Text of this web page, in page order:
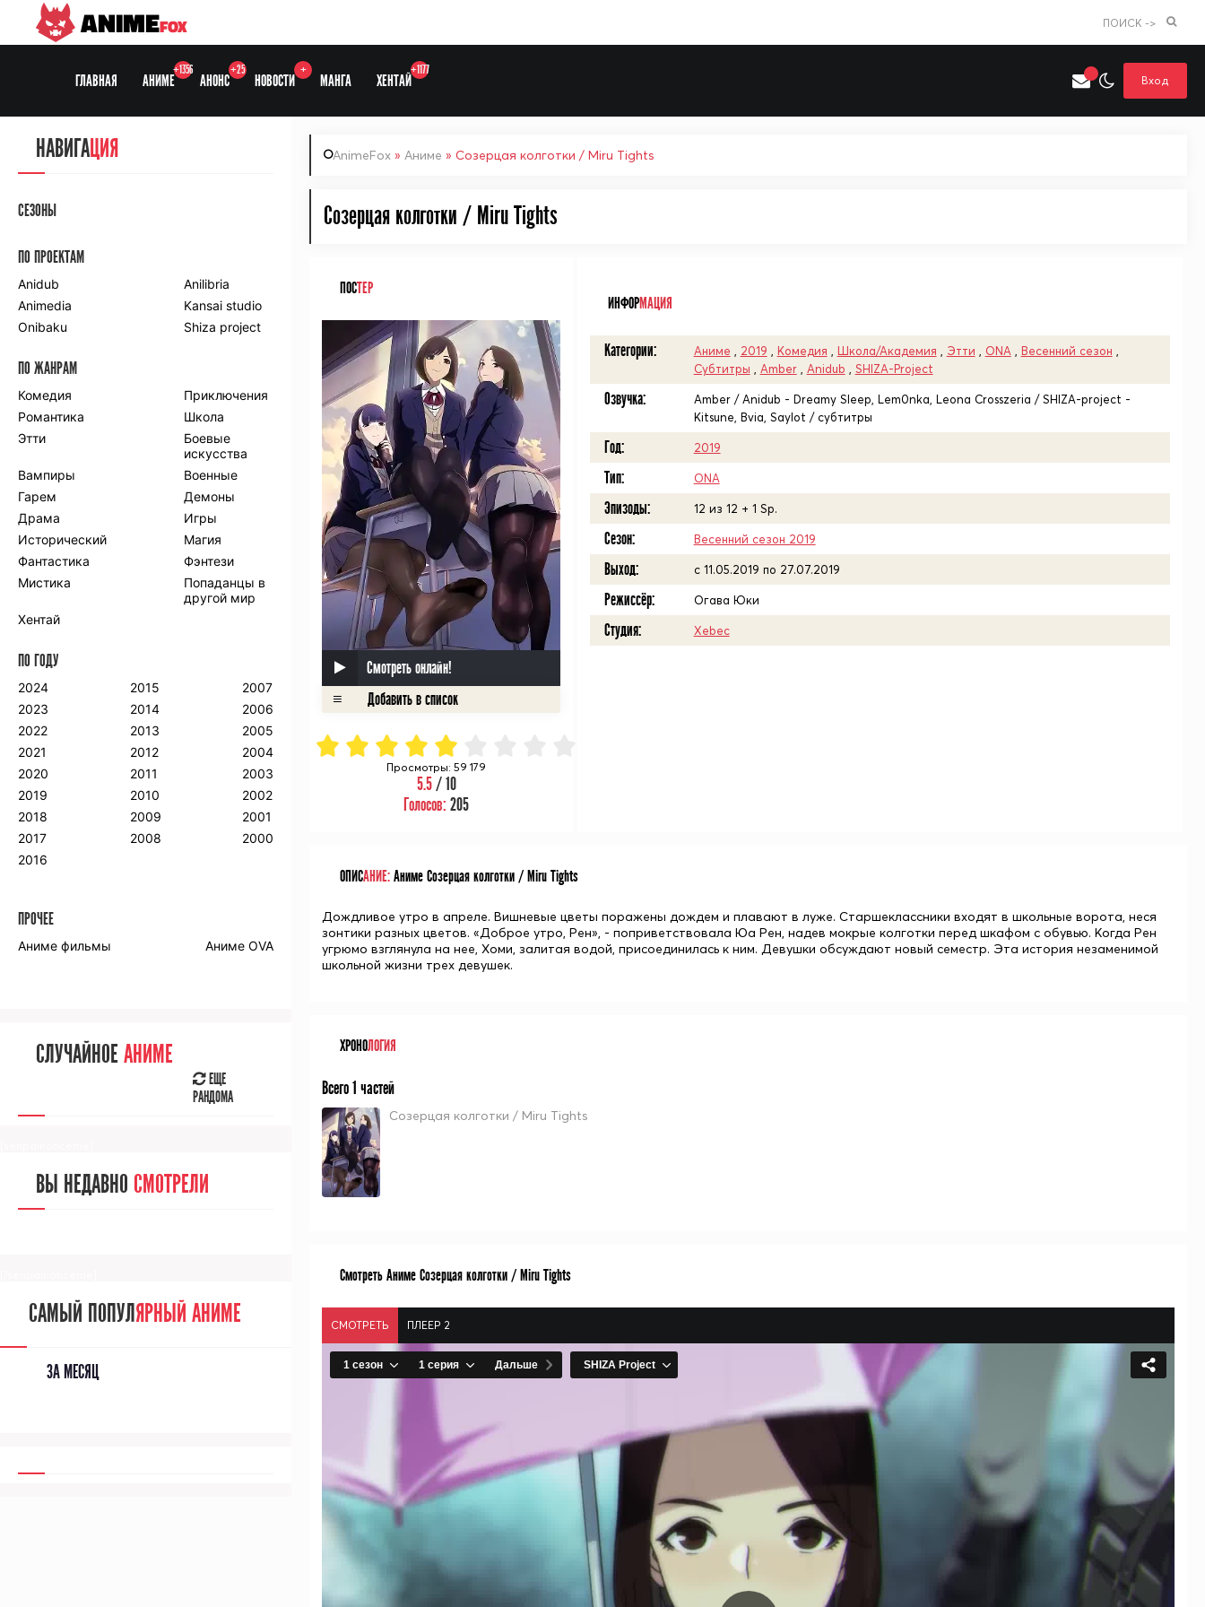
ANIMEFOX ПОИСК ->
ГЛАВНАЯ АНИМЕ
+1356
АНОНС
+25
НОВОСТИ
+
МАНГА ХЕНТАЙ
+1177
Вход
AnimeFox » Аниме » Созерцая колготки / Miru Tights
Созерцая колготки / Miru Tights
ПОСТЕР
Смотреть онлайн!
Просмотры: 59 179
5.5/ 10
Голосов:205
ИНФОРМАЦИЯ
Категории: Аниме 2019 Комедия Школа/Академия Этти ONA Весенний сезон
Субтитры
Amber, Anidub SHIZA-Project
Озвучка:
Amber / Anidub - Dreamy Sleep, Lem0nka, Leona Crosszeria / SHIZA-project -
Kitsune, Bvia, Saylot / субтитры
Год: 2019
Тип: ONA
Эпизоды: 12 из 12 + 1 Sp.
Сезон: Весенний сезон 2019
Выход: с 11.05.2019 по 27.07.2019
Режиссёр: Огава Юки
Студия: Xebec
ОПИСАНИЕ:Аниме Созерцая колготки / Miru Tights
Дождливое утро в апреле. Вишневые цветы поражены дождем и плавают в луже. Старшеклассники входят в школьные ворота, неся
зонтики разных цветов. «Доброе утро, Рен», - поприветствовала Юа Рен, надев мокрые колготки перед шкафом с обувью. Когда Рен
угрюмо взглянула на нее, Хоми, залитая водой, присоединилась к ним. Девушки обсуждают новый семестр. Эта история незаменимой
школьной жизни трех девушек.
ХРОНОЛОГИЯ
Всего 1 частей
Созерцая колготки / Miru Tights
Смотреть Аниме Созерцая колготки / Miru Tights
СМОТРЕТЬ ПЛЕЕР 2
НАВИГАЦИЯ
СЕЗОНЫ
ПО ПРОЕКТАМ
Anidub
Anilibria
Animedia
Kansai studio
Onibaku
Shiza project
ПО ЖАНРАМ
Комедия
Приключения
Романтика
Школа
Этти
Боевые
искусства
Вампиры
Военные
Гарем
Демоны
Драма
Игры
Исторический
Магия
Фантастика
Фэнтези
Мистика
Попаданцы в
другой мир
Хентай
ПО ГОДУ
2024
2023
2022
2021
2020
2019
2018
2017
2016
2015
2014
2013
2012
2011
2010
2009
2008
2007
2006
2005
2004
2003
2002
2001
2000
ПРОЧЕЕ
Аниме фильмы Аниме OVA
СЛУЧАЙНОЕ АНИМЕ
ЕЩЕ
РАНДОМА
ВЫ НЕДАВНО СМОТРЕЛИ
САМЫЙ ПОПУЛЯРНЫЙ АНИМЕ
ЗА МЕСЯЦ